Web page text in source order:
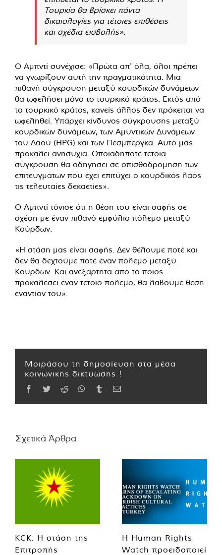
Τουρκία θα βρίσκει πάντα
δικαιολογίες για τέτοιες επιθέσεις
και σχέδια εισβολής».
Ο Αμπντί συνέχισε: «Πρώτα απ' όλα, όλοι πρέπει
να γνωρίζουν αυτή την πραγματικότητα. Μια
πιθανή σύγκρουση μεταξύ κουρδικών δυνάμεων
θα ωφελήσει μόνο το τουρκικό κράτος. Εκτός από
το τουρκικό κράτος, κανείς άλλος δεν πρόκειται να
ωφεληθεί. Υπάρχει κίνδυνος σύγκρουσης μεταξύ
κουρδικών δυνάμεων, των Αμυντικών Δυνάμεων
του Λαού (HPG) και των Πεσμπεργκά. Αυτό μας
προκαλεί ανησυχία. Οποιαδήποτε τέτοια
σύγκρουση θα οδηγήσει σε οπισθοδρόμηση των
επιτευγμάτων που έχει επιτύχει ο κουρδικός λαός
τις τελευταίες δεκαετίες».
Ο Αμπντί τόνισε ότι η θέση του είναι σαφής σε
σχέση με έναν πιθανό εμφύλιο πόλεμο μεταξύ
Κούρδων.
«Η στάση μας είναι σαφής. Δεν θέλουμε ποτέ και
δεν θα δεχτούμε ποτέ έναν πόλεμο μεταξύ
Κούρδων. Και ανεξάρτητα από το ποιος
προκαλέσει έναν τέτοιο πόλεμο, θα λάβουμε θέση
εναντίον του».
Μοιράσου τη δημοσίευση στα μέσα
κοινωνικής δικτύωσης !
Facebook
TwitterReddit WhatsApp
TumblrEmail
Σχετικά Άρθρα
KCK: Η στάση της
Επιτροπής
Η Human Rights
Watch προειδοποιεί